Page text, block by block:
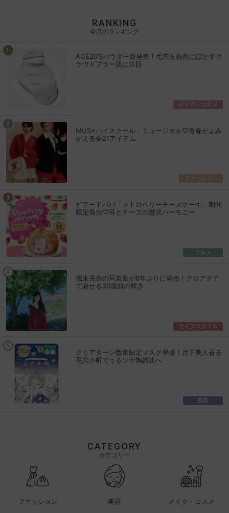
RANKING
今月のランキング
AGE20’Sパウダー新発売！毛穴を自然にぼかすク
ラウドブラー肌に注目
メイク・コスメ
MUS×ハイスクール・ミュージカル♡青春がよみ
がえる全21アイテム
ファッション
ビアードパパ「ストロベリーチーズケーキ」期間
限定発売♡苺とチーズの贅沢ハーモニー
グルメ
堀未央奈の写真集が6年ぶりに発売！クロアチア
で魅せる30歳前の輝き
ライフスタイル
クリアターン数量限定マスク登場！月下美人香る
毛穴小町でうるツヤ陶器肌へ
美容
CATEGORY
カテゴリー
ファッション 美容 メイク・コスメ